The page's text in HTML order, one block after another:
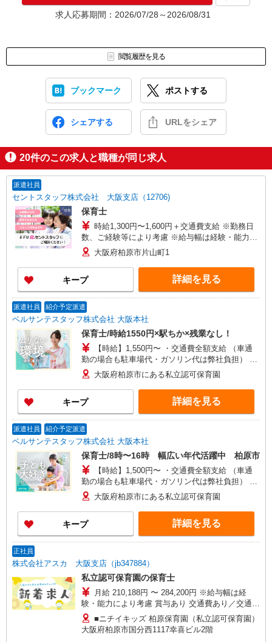
求人応募期間：2026/07/28～2026/08/31
閲覧履歴を見る
ブックマーク ポストする
シェアする URLをシェア
20件のこの求人と職種が同じ求人
派遣社員
セントスタッフ株式会社 大阪支店（12706)
保育士
時給1,300円〜1,600円＋交通費支給 ※勤務日
数、ご経験等により考慮 ※給与幅は経験・能力に
よる 大阪府柏原市片山町1
キープ 詳細を見る
派遣社員 紹介予定派遣
ベルサンテスタッフ株式会社 大阪本社
保育士/時給1550円×駅ちか×残業なし！
【時給】1,550円〜 ・交通費全額支給 （車通
勤の場合も駐車場代・ガソリン代は弊社負担） ・
各種保険完備 ・昇給あり
大阪府柏原市にある私立認可保育園
キープ 詳細を見る
派遣社員 紹介予定派遣
ベルサンテスタッフ株式会社 大阪本社
保育士/8時〜16時 幅広い年代活躍中 柏原市
【時給】1,500円〜 ・交通費全額支給 （車通
勤の場合も駐車場代・ガソリン代は弊社負担） ・
各種保険完備 ・昇給あり
大阪府柏原市にある私立認可保育園
キープ 詳細を見る
正社員
株式会社アスカ 大阪支店（jb347884）
私立認可保育園の保育士
月給 210,188円 〜 284,200円 ※給与幅は経
験・能力により考慮 賞与あり 交通費あり／交通費
支給 ※スキルに応じた給与となります。 ※処遇改
善等加算Ⅲを含む ※別途、時間帯別手当あり（開
園〜8時、18時〜閉園 250円/時間） ※残業が発
■ニチイキッズ 柏原保育園（私立認可保育園）
大阪府柏原市国分西1117幸喜ビル2階